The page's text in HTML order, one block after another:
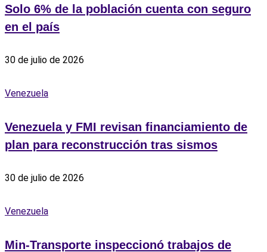
Solo 6% de la población cuenta con seguro
en el país
30 de julio de 2026
Venezuela
Venezuela y FMI revisan financiamiento de
plan para reconstrucción tras sismos
30 de julio de 2026
Venezuela
Min-Transporte inspeccionó trabajos de